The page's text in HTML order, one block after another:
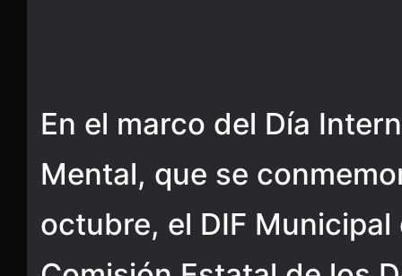
En el marco del Día
Mental, que se
octubre, el DIF Municipal